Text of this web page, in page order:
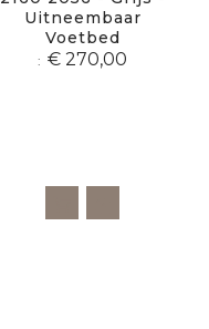
Uitneembaar
Voetbed
€ 270,00